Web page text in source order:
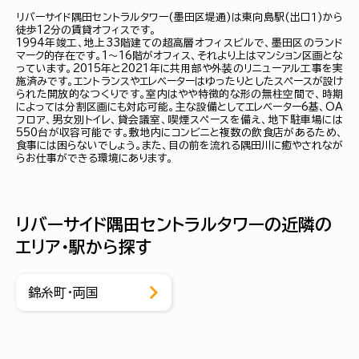
リバーサイド隅田セントラルタワー(墨田区堤通)は東向島駅(出口１)から
徒歩12分の賃貸オフィスです。
1994年竣工、地上33階建ての超高層オフィスビルで、墨田区のランド
マーク的存在です。1～16階がオフィス、それより上はマンション区画とな
っています。2015年と2021年に共用部や外装のリニューアル工事を実
施済みです。エントランスやエレベーターはゆったりとしたスペースが設け
られた開放的なつくりです。室内はやや特徴的な形の無柱空間で、時期
によっては分割区画にも対応可能。主な設備としてエレベーター6基、OA
フロア、男女別トイレ、貸会議室、喫煙スペースを備え、地下駐車場には
550台が収容可能です。敷地内にコンビニと複数の飲食店があるため、
食事には困らないでしょう。また、目の前を流れる隅田川に癒やされなが
らお仕事ができる環境にあります。
リバーサイド隅田セントラルタワーの近隣の
エリア・駅から探す
錦糸町・両国